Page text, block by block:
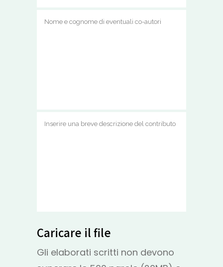
Caricare il file
Gli elaborati scritti non devono